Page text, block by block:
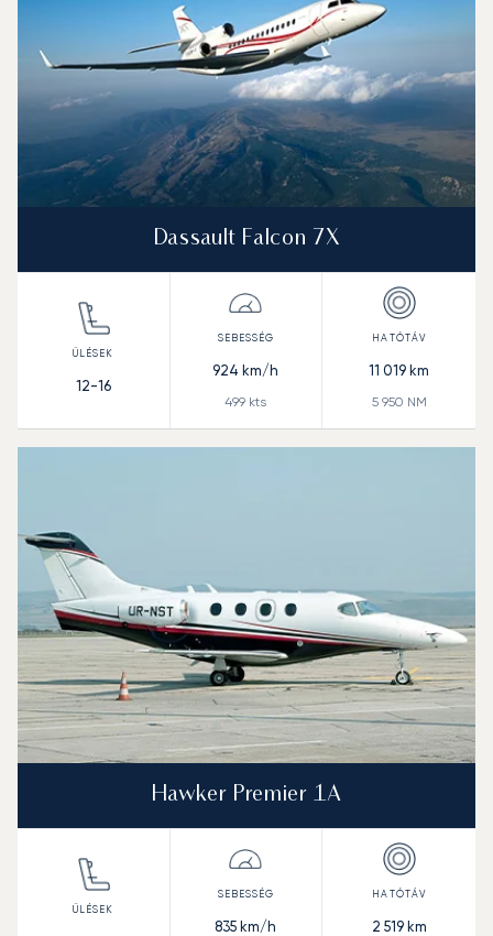
Dassault Falcon 7X
12-16
924 km/h
499 kts
11 019 km
5 950 NM
Hawker Premier 1A
835 km/h 2 519km